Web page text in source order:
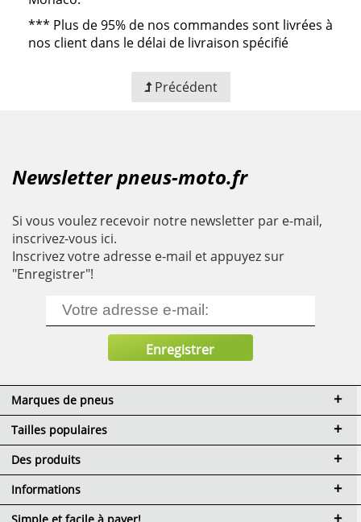
*** Plus de 95% de nos commandes sont livrées à
nos client dans le délai de livraison spécifié
Précédent
Newsletter pneus-moto.fr
Si vous voulez recevoir notre newsletter par e-mail,
inscrivez-vous ici.
Inscrivez votre adresse e-mail et appuyez sur
"Enregistrer"!
Marques de pneus
Tailles populaires
Des produits
Informations